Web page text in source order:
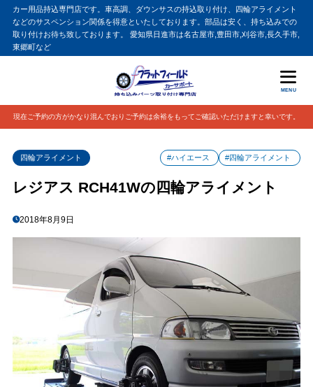
カー用品持込専門店です。車高調、ダウンサスの持込取り付け、四輪アライメント
などのサスペンション関係を得意といたしております。部品は安く、持ち込みでの
取り付けお待ち致しております。 愛知県日進市は名古屋市,豊田市,刈谷市,長久手市,
東郷町など
MENU
現在ご予約の方がかなり混んでおりご予約は余裕をもってご確認いただけますと幸いです。
四輪アライメント #ハイエース #四輪アライメント
レジアス RCH41Wの四輪アライメント
2018年8月9日